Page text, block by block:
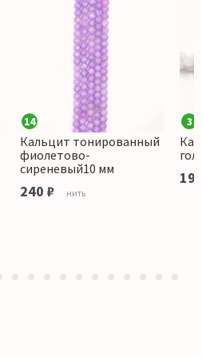
14
Кальцит тонированный
фиолетово-
сиреневый10 мм
240 ₽ нить
3